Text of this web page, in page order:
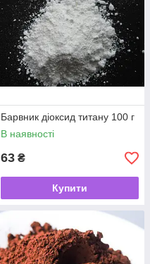
Барвник діоксид титану 100 г
В наявності
63 ₴
Купити